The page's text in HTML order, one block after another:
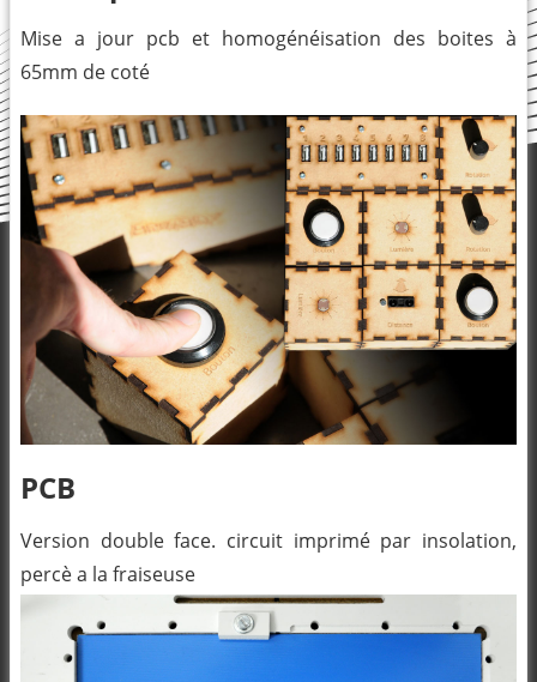
Mise a jour pcb et homogénéisation des boites à
65mm de coté
PCB
Version double face. circuit imprimé par insolation,
percè a la fraiseuse